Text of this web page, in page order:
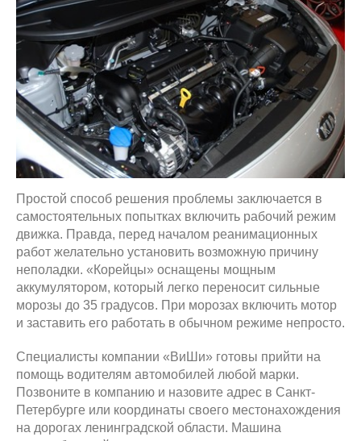
Простой способ решения проблемы заключается в
самостоятельных попытках включить рабочий режим
движка. Правда, перед началом реанимационных
работ желательно установить возможную причину
неполадки. «Корейцы» оснащены мощным
аккумулятором, который легко переносит сильные
морозы до 35 градусов. При морозах включить мотор
и заставить его работать в обычном режиме непросто.
Специалисты компании «ВиШи» готовы прийти на
помощь водителям автомобилей любой марки.
Позвоните в компанию и назовите адрес в Санкт-
Петербурге или координаты своего местонахождения
на дорогах ленинградской области. Машина